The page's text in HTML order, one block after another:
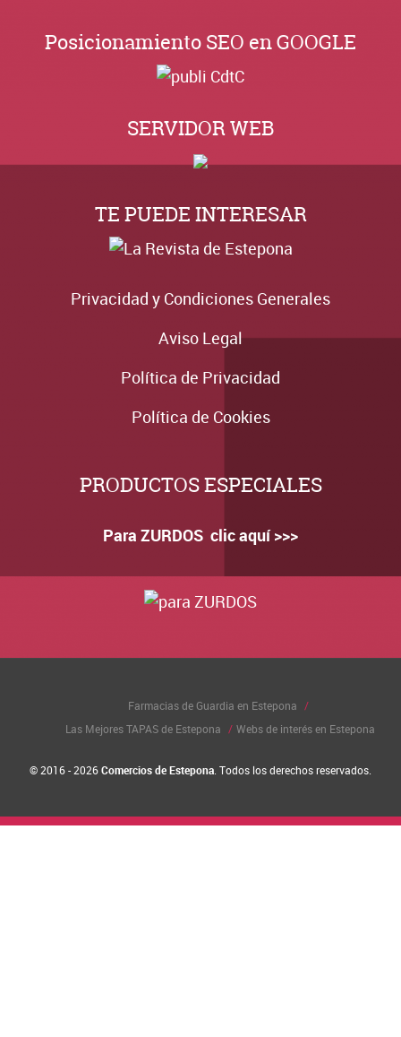
Posicionamiento SEO en GOOGLE
SERVIDOR WEB
TE PUEDE INTERESAR
Privacidad y Condiciones Generales
Aviso Legal
Política de Privacidad
Política de Cookies
PRODUCTOS ESPECIALES
Para ZURDOS clic aquí >>>
Farmacias de Guardia en Estepona
Las Mejores TAPAS de Estepona
Webs de interés en Estepona
© 2016 - 2026Comercios de Estepona . Todos los derechos reservados.